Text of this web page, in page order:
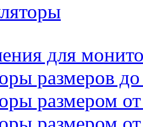
для
размеров
размером